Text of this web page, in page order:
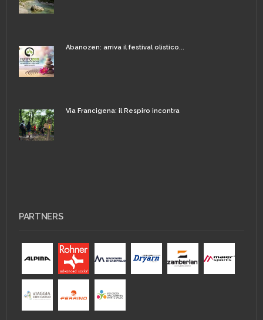
Abanozen: arriva il festival olistico...
Via Francigena: il Respiro incontra
PARTNERS